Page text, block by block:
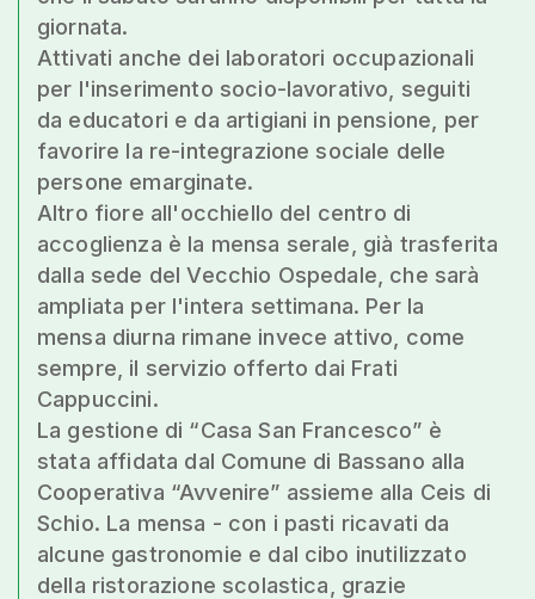
giornata.
Attivati anche dei laboratori occupazionali
per l'inserimento socio-lavorativo, seguiti
da educatori e da artigiani in pensione, per
favorire la re-integrazione sociale delle
persone emarginate.
Altro fiore all'occhiello del centro di
accoglienza è la mensa serale, già trasferita
dalla sede del Vecchio Ospedale, che sarà
ampliata per l'intera settimana. Per la
mensa diurna rimane invece attivo, come
sempre, il servizio offerto dai Frati
Cappuccini.
La gestione di “Casa San Francesco” è
stata affidata dal Comune di Bassano alla
Cooperativa “Avvenire” assieme alla Ceis di
Schio. La mensa - con i pasti ricavati da
alcune gastronomie e dal cibo inutilizzato
della ristorazione scolastica, grazie